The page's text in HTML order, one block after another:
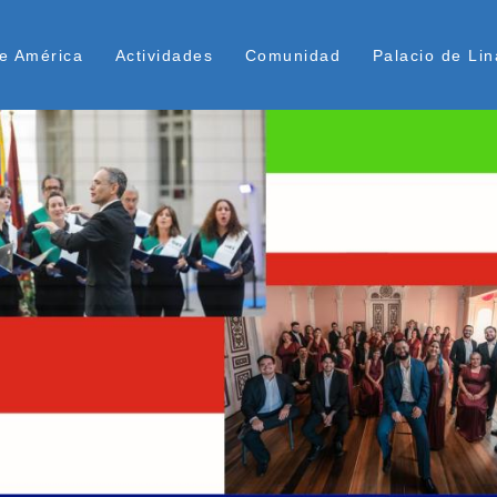
Superior
América Actividades Comunidad Palacio de